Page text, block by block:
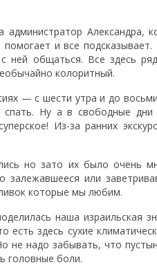
Александра,
и все
ней общаться. Все здесь
колоритный.
— с шести утра и до
спать. Ну а в свободные
Из-за ранних
но зато их было очень
или
которые мы любим.
наша израильская
есть здесь сухие
не надо забывать, что
головные боли.